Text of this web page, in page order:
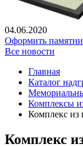
04.06.2020
Оформить
Все новости
Главная
Каталог
Комплексы
Комплекс из
Комплекс